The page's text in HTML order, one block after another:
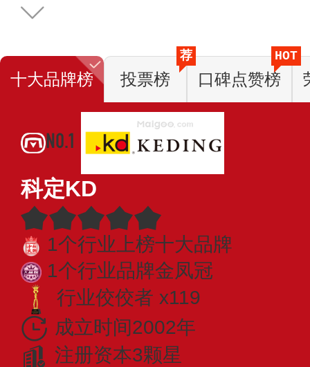
十大品牌榜 投票榜
荐
口碑点赞榜
HOT
NO.1
科定KD
1个行业上榜十大品牌
1个行业品牌金凤冠
行业佼佼者 x119
成立时间2002年
注册资本3颗星